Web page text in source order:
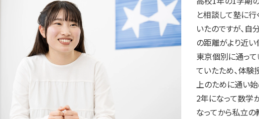
と相談して塾に
いたのですが、自
の距離がより近い
東京個別に通って
ていたため、体
上のために通い始
2年になって数学
なってから私立